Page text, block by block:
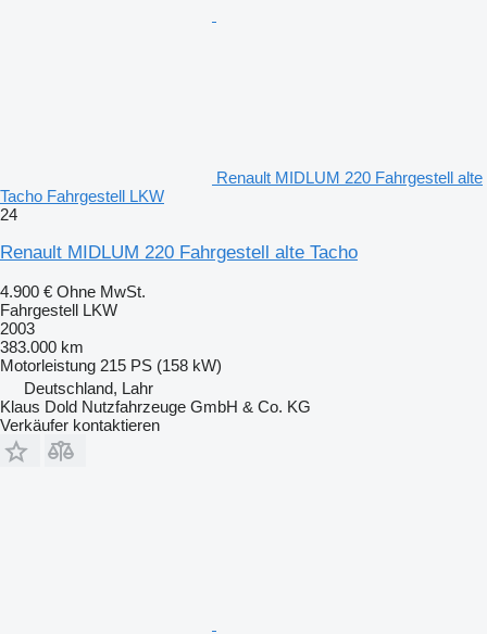
Renault MIDLUM 220 Fahrgestell alte
Tacho Fahrgestell LKW
24
Renault MIDLUM 220 Fahrgestell alte Tacho
4.900 € Ohne MwSt.
Fahrgestell LKW
2003
383.000 km
Motorleistung 215 PS (158 kW)
Deutschland, Lahr
Klaus Dold Nutzfahrzeuge GmbH & Co. KG
Verkäufer kontaktieren